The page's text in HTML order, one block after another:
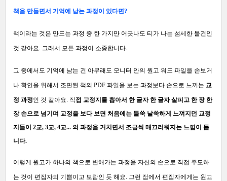
책을 만들면서 기억에 남는 과정이 있다면?
책이라는 것은 만드는 과정 중 한 가지만 어긋나도 티가 나는 섬세한 물건인
것 같아요. 그래서 모든 과정이 소중합니다.
그 중에서도 기억에 남는 건 아무래도 모니터 안의 원고 워드 파일을 손보거
나 확인을 위해서 조판된 책의 PDF 파일을 보는 과정보다 손으로 느끼는 교
정 과정인 것 같아요. 직접 교정지를 뽑아서 한 글자 한 글자 살피고 한 장 한
장 손으로 넘기며 교정을 보다 보면 처음에는 들쑥 날쑥하게 느껴지던 교정
지들이 2교, 3교, 4교... 의 과정을 거치면서 조금씩 매끄러워지는 느낌이 듭
니다.
이렇게 원고가 하나의 책으로 변해가는 과정을 자신의 손으로 직접 주도하
는 것이 편집자의 기쁨이고 보람인 듯 해요. 그런 점에서 편집자에게는 원고